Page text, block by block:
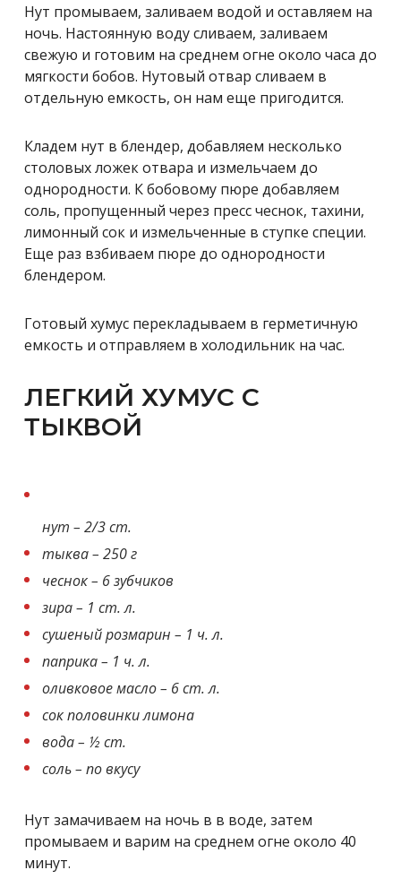
Нут промываем, заливаем водой и оставляем на
ночь. Настоянную воду сливаем, заливаем
свежую и готовим на среднем огне около часа до
мягкости бобов. Нутовый отвар сливаем в
отдельную емкость, он нам еще пригодится.
Кладем нут в блендер, добавляем несколько
столовых ложек отвара и измельчаем до
однородности. К бобовому пюре добавляем
соль, пропущенный через пресс чеснок, тахини,
лимонный сок и измельченные в ступке специи.
Еще раз взбиваем пюре до однородности
блендером.
Готовый хумус перекладываем в герметичную
емкость и отправляем в холодильник на час.
ЛЕГКИЙ ХУМУС С
ТЫКВОЙ
нут – 2/3 ст.
тыква – 250 г
чеснок – 6 зубчиков
зира – 1 ст. л.
сушеный розмарин – 1 ч. л.
паприка – 1 ч. л.
оливковое масло – 6 ст. л.
сок половинки лимона
вода – ½ ст.
соль – по вкусу
Нут замачиваем на ночь в в воде, затем
промываем и варим на среднем огне около 40
минут.